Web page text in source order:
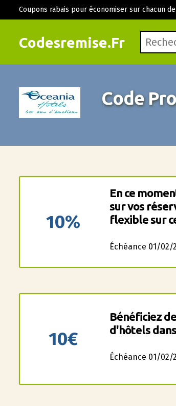
Codesremise.Fr
Coupons rabais pour économiser sur chacun
Code
10%
En ce
sur vos
flexible sur
Échéance 01/02/
10€
Bénéficiez
d'hôtels
Échéance 01/02/